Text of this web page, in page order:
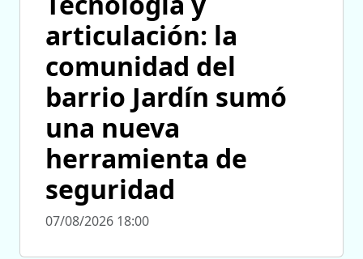
articulación: la
comunidad del
barrio Jardín sumó
una nueva
herramienta de
seguridad
07/08/2026 18:00